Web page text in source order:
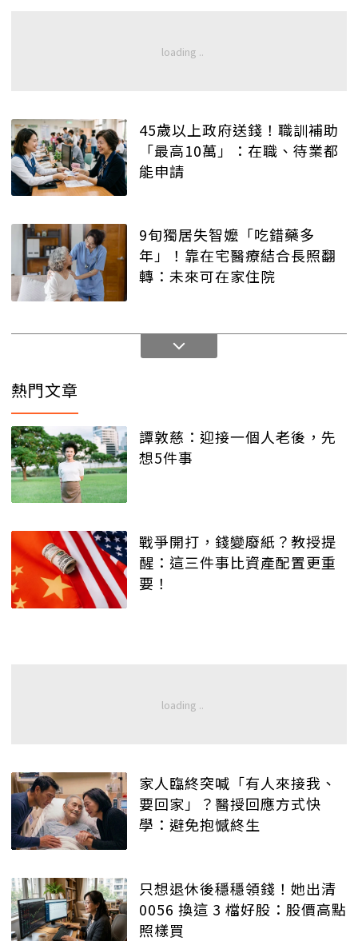
45歲以上政府送錢！職訓補助
「最高10萬」：在職、待業都
能申請
9旬獨居失智嬤「吃錯藥多
年」！靠在宅醫療結合長照翻
轉：未來可在家住院
熱門文章
譚敦慈：迎接一個人老後，先
想5件事
戰爭開打，錢變廢紙？教授提
醒：這三件事比資產配置更重
要！
家人臨終突喊「有人來接我、
要回家」？醫授回應方式快
學：避免抱憾終生
只想退休後穩穩領錢！她出清
0056 換這 3 檔好股：股價高點
照樣買